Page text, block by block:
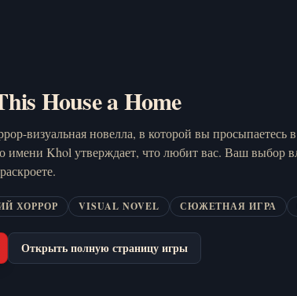
House a Home
визуальная новелла, в которой вы просыпаетесь
имени Khol утверждает, что любит вас. Ваш выбор
ХОРРОР VISUAL NOVEL СЮЖЕТНАЯ ИГРА
Открыть полную страницу игры